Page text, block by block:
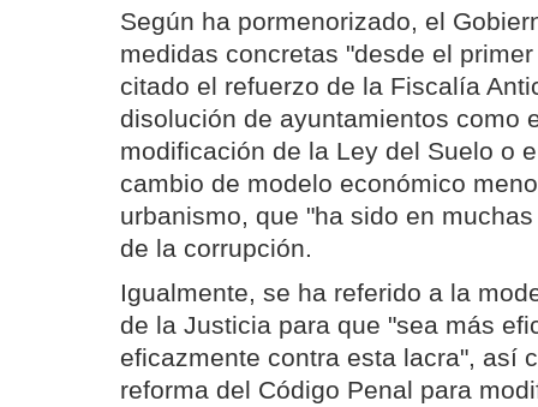
Según ha pormenorizado, el
medidas concretas "desde el
citado el refuerzo de la Fiscalía
disolución de ayuntamientos como
modificación de la Ley del Suelo o
cambio de modelo económico
urbanismo, que "ha sido en
de la corrupción.
Igualmente, se ha referido a la
de la Justicia para que "sea más
eficazmente contra esta lacra", así
reforma del Código Penal para